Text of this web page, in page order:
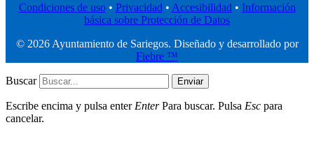
Condiciones de uso• Privacidad • Accesibilidad • Información
básica sobre Protección de Datos
© 2026 Ayuntamiento de Sariegos. Diseñado y desarrollado por
Fiebre ™
Buscar Enviar
Escribe encima y pulsa enter EnterPara buscar. Pulsa Esc para
cancelar.